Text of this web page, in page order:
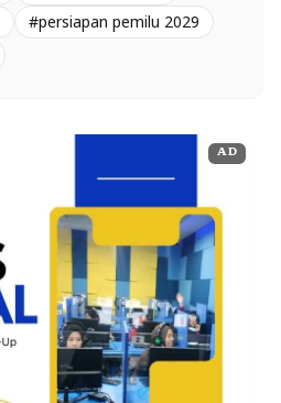
#persiapan pemilu 2029
AD